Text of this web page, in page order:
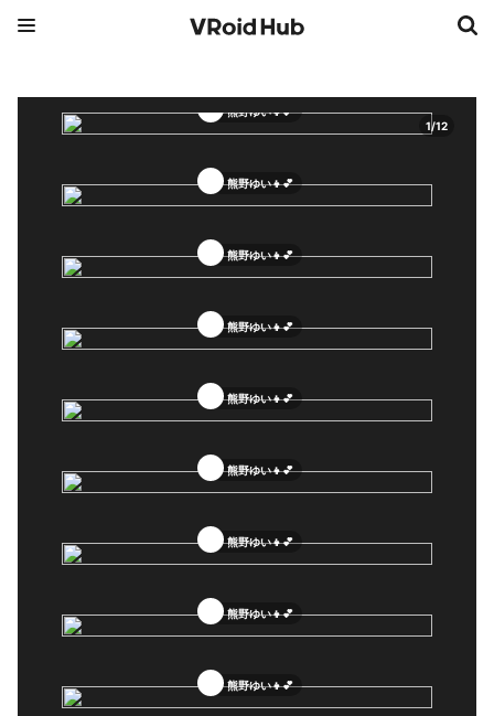
1/12
熊野ゆい👧💕
熊野ゆい👧💕
熊野ゆい👧💕
熊野ゆい👧💕
熊野ゆい👧💕
熊野ゆい👧💕
熊野ゆい👧💕
熊野ゆい👧💕
熊野ゆい👧💕